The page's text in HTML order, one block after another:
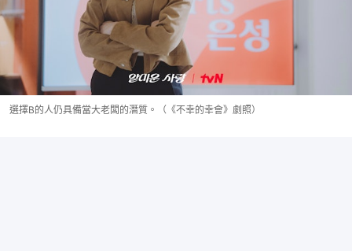
選擇B的人仍具備當大老闆的潛質。（《不幸的幸會》劇照）